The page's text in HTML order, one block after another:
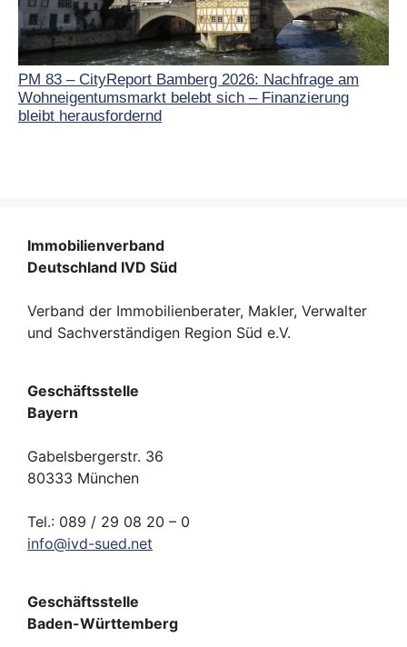
PM 83 – CityReport Bamberg 2026: Nachfrage am
Wohneigentumsmarkt belebt sich – Finanzierung
bleibt herausfordernd
Immobilienverband
Deutschland IVD Süd
Verband der Immobilienberater, Makler, Verwalter
und Sachverständigen Region Süd e.V.
Geschäftsstelle
Bayern
Gabelsbergerstr. 36
80333 München
Tel.: 089 / 29 08 20 – 0
info@ivd-sued.net
Geschäftsstelle
Baden-Württemberg